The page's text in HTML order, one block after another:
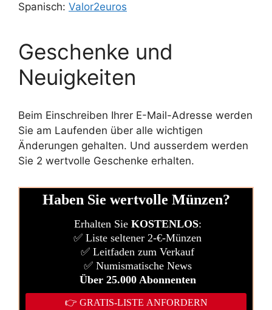
Spanisch: Valor2euros
Geschenke und
Neuigkeiten
Beim Einschreiben Ihrer E-Mail-Adresse werden
Sie am Laufenden über alle wichtigen
Änderungen gehalten. Und ausserdem werden
Sie 2 wertvolle Geschenke erhalten.